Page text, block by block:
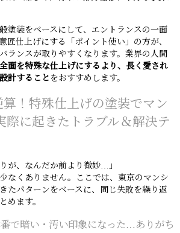
塗装をベースにして、エントランスの一面
匠仕上げにする「ポイント使い」の方が、
ランスが取りやすくなります。業界の人間
面を特殊な仕上げにするより、長く愛され
計すること をおすすめします。
！特殊仕上げの塗装でマン
際に起きたトラブル＆解決テ
が、なんだか前より微妙…」
なくありません。ここでは、東京のマンシ
たパターンをベースに、同じ失敗を繰り返
めます。
で暗い・汚い印象になった…ありがち